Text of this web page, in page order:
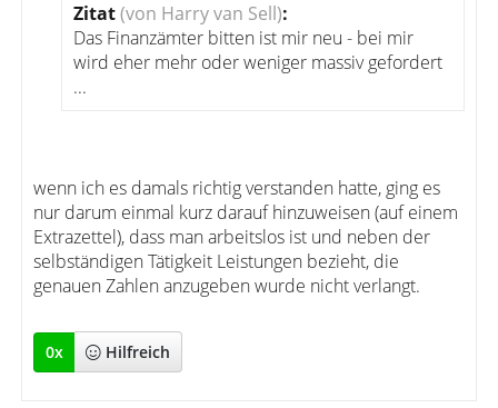
Zitat(von Harry van Sell):
Das Finanzämter bitten ist mir neu - bei mir
wird eher mehr oder weniger massiv gefordert
...
wenn ich es damals richtig verstanden hatte, ging es
nur darum einmal kurz darauf hinzuweisen (auf einem
Extrazettel), dass man arbeitslos ist und neben der
selbständigen Tätigkeit Leistungen bezieht, die
genauen Zahlen anzugeben wurde nicht verlangt.
0x Hilfreich